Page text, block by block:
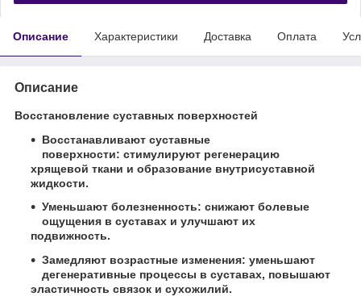
Описание Характеристики Доставка Оплата
Описание
Восстановление суставных поверхностей
Восстанавливают суставные
поверхности: стимулируют регенерацию
хрящевой ткани и образование внутрисуставной
жидкости.
Уменьшают болезненность: снижают болевые
ощущения в суставах и улучшают их
подвижность.
Замедляют возрастные изменения: уменьшают
дегенеративные процессы в суставах, повышают
эластичность связок и сухожилий.